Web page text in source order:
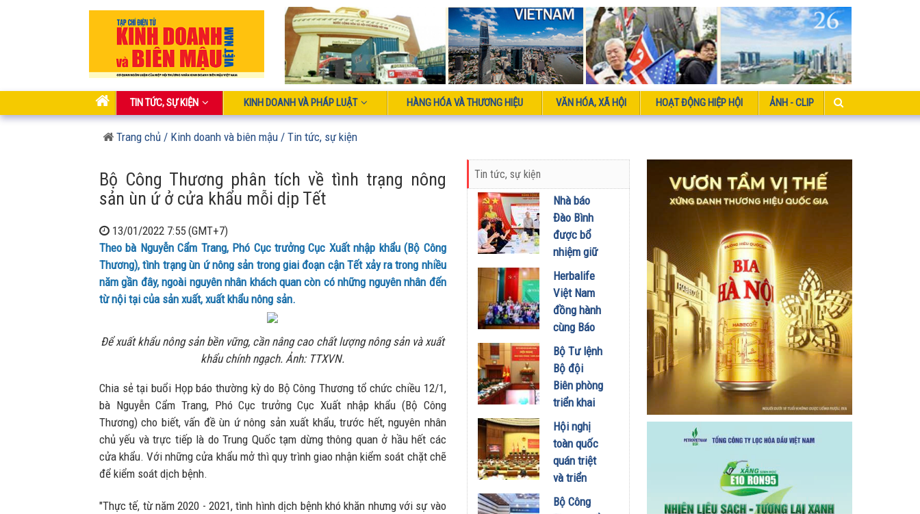
TIN TỨC, SỰ KIỆN KINH DOANH VÀ PHÁP LUẬT HÀNG HÓA VÀ THƯƠNG HIỆU VĂN HÓA, XÃ HỘI HOẠT ĐỘNG HIỆP HỘI ẢNH - CLIP
Trang chủ / Kinh doanh và biên mậu / Tin tức, sự kiện
Bộ Công Thương phân tích về tình trạng nông
sản ùn ứ ở cửa khẩu mỗi dịp Tết
13/01/2022 7:55 (GMT+7)
Theo bà Nguyễn Cẩm Trang, Phó Cục trưởng Cục Xuất nhập khẩu (Bộ Công
Thương), tình trạng ùn ứ nông sản trong giai đoạn cận Tết xảy ra trong nhiều
năm gần đây, ngoài nguyên nhân khách quan còn có những nguyên nhân đến
từ nội tại của sản xuất, xuất khẩu nông sản.
Để xuất khẩu nông sản bền vững, cần nâng cao chất lượng nông sản và xuất
khẩu chính ngạch. Ảnh: TTXVN.
Chia sẻ tại buổi Họp báo thường kỳ do Bộ Công Thương tổ chức chiều 12/1,
bà Nguyễn Cẩm Trang, Phó Cục trưởng Cục Xuất nhập khẩu (Bộ Công
Thương) cho biết, vấn đề ùn ứ nông sản xuất khẩu, trước hết, nguyên nhân
chủ yếu và trực tiếp là do Trung Quốc tạm dừng thông quan ở hầu hết các
cửa khẩu. Với những cửa khẩu mở thì quy trình giao nhận kiểm soát chặt chẽ
để kiểm soát dịch bệnh.
"Thực tế, từ năm 2020 - 2021, tình hình dịch bệnh khó khăn nhưng với sự vào
Tin tức, sự kiện
Nhà báo
Đào Bình
được bổ
nhiệm giữ
chức Tổng
Biên tập
Tạp chí
Doanh
nghiệp và
Đầu tư
01/08/2026
Herbalife
Việt Nam
đồng hành
cùng Báo
Sức khỏe
và Đời
sống tổ
chức Cuộc
Khỏe Đẹp
Hơn” lần
thứ 5 để
khuyến
khích mọi
Bộ Tư lệnh
Bộ đội
Biên phòng
triển khai
phương
hướng,
nhiệm vụ
trọng tâm
8/2026
Hội nghị
toàn quốc
quán triệt
và triển
khai thực
Bộ Công